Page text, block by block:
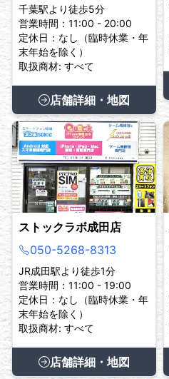
千葉駅より徒歩5分
営業時間：11:00 - 20:00
定休日：なし（臨時休業・年
末年始を除く）
取扱商材: すべて
店舗詳細・地図
ストックラボ成田店
050-5268-8313
JR成田駅より徒歩1分
営業時間：11:00 - 19:00
定休日：なし（臨時休業・年
末年始を除く）
取扱商材: すべて
店舗詳細・地図